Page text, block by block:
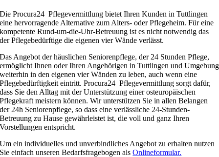
Die Procura24 Pflegevermittlung bietet Ihren Kunden in Tuttlingen
eine hervorragende Alternative zum Alters- oder Pflegeheim. Für eine
kompetente Rund-um-die-Uhr-Betreuung ist es nicht notwendig das
der Pflegebedürftige die eigenen vier Wände verlässt.
Das Angebot der häuslichen Seniorenpflege, der 24 Stunden Pflege,
ermöglicht Ihnen oder Ihren Angehörigen in Tuttlingen und Umgebung
weiterhin in den eigenen vier Wänden zu leben, auch wenn eine
Pflegebedürftigkeit eintritt. Procura24 Pflegevermittlung sorgt dafür,
dass Sie den Alltag mit der Unterstützung einer osteuropäischen
Pflegekraft meistern können. Wir unterstützen Sie in allen Belangen
der 24h Seniorenpflege, so dass eine verlässliche 24-Stunden-
Betreuung zu Hause gewährleistet ist, die voll und ganz Ihren
Vorstellungen entspricht.
Um ein individuelles und unverbindliches Angebot zu erhalten nutzen
Sie einfach unseren Bedarfsfragebogen alsOnlineformular.